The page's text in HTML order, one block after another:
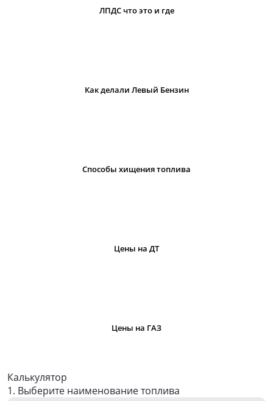
ЛПДС что это и где
Как делали Левый Бензин
Cпособы хищения топлива
Цены на ДТ
Цены на ГАЗ
Калькулятор
1. Выберите наименование топлива